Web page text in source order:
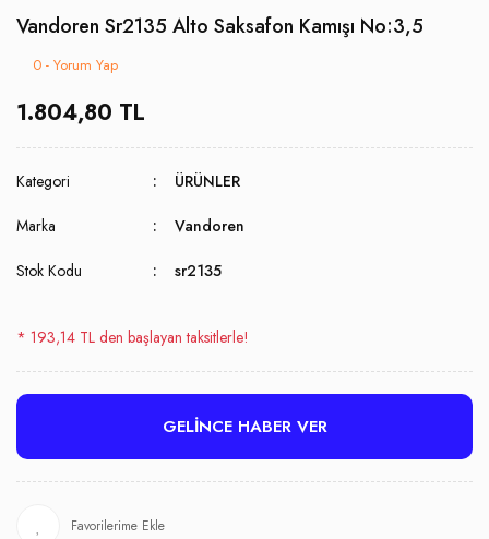
Vandoren Sr2135 Alto Saksafon Kamışı No:3,5
0 - Yorum Yap
1.804,80 TL
Kategori ÜRÜNLER
Marka Vandoren
Stok Kodu sr2135
* 193,14 TL den başlayan taksitlerle!
GELİNCE HABER VER